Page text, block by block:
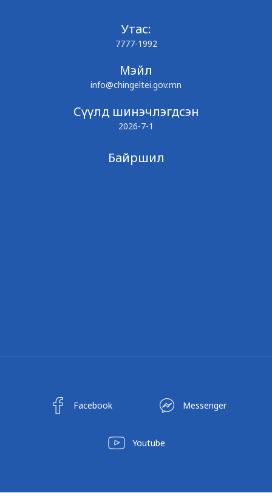
Утас:
7777-1992
Мэйл
info@chingeltei.gov.mn
Сүүлд шинэчлэгдсэн
2026-7-1
Байршил
Facebook Messenger
Youtube